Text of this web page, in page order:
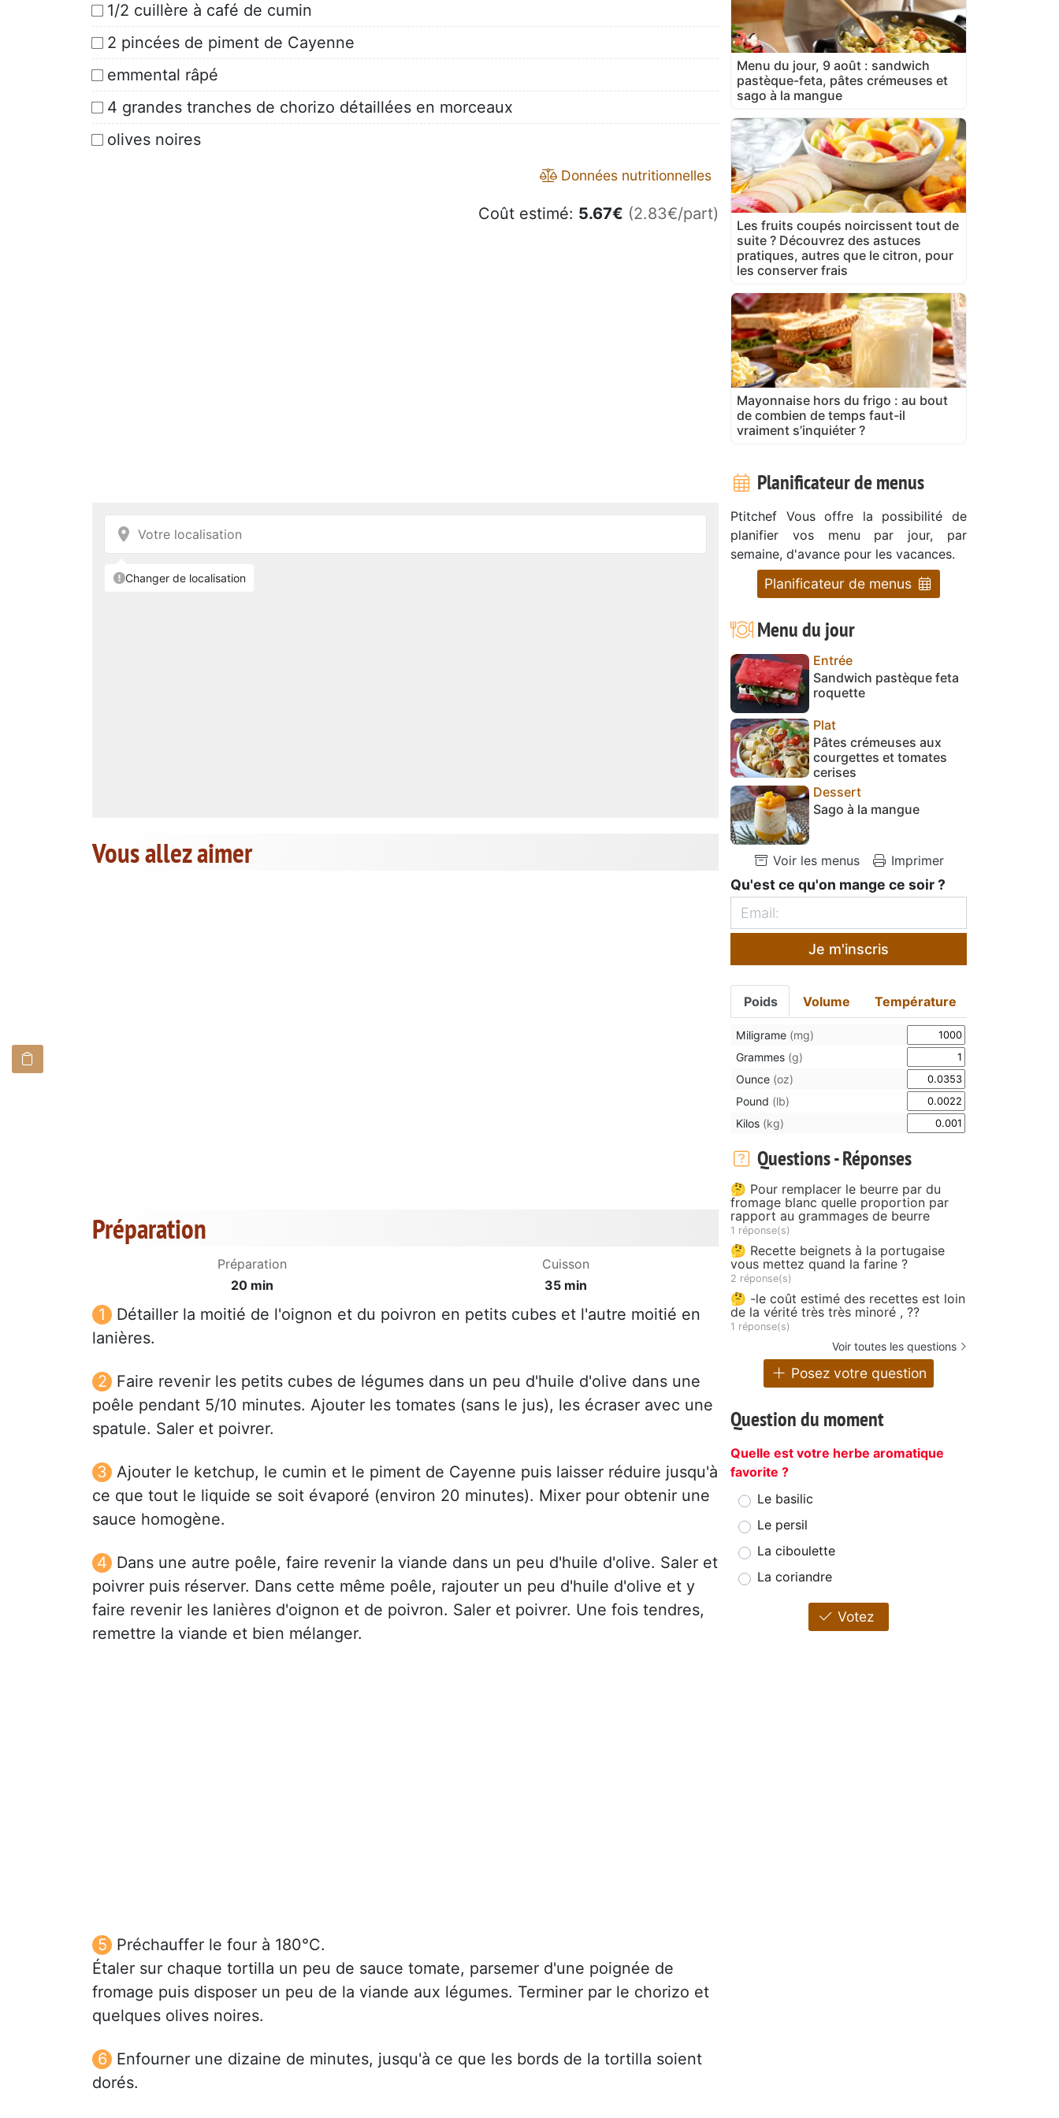
1/2 cuillère à café de cumin
2 pincées de piment de Cayenne
emmental râpé
4 grandes tranches de chorizo détaillées en morceaux
olives noires
Données nutritionnelles
Coût estimé: 5.67€ (2.83€/part)
Vous allez aimer
Préparation
Préparation
20 min
Cuisson
35 min
Détailler la moitié de l'oignon et du poivron en petits cubes et l'autre moitié en
lanières.
Faire revenir les petits cubes de légumes dans un peu d'huile d'olive dans une
poêle pendant 5/10 minutes. Ajouter les tomates (sans le jus), les écraser avec une
spatule. Saler et poivrer.
Ajouter le ketchup, le cumin et le piment de Cayenne puis laisser réduire jusqu'à
ce que tout le liquide se soit évaporé (environ 20 minutes). Mixer pour obtenir une
sauce homogène.
Dans une autre poêle, faire revenir la viande dans un peu d'huile d'olive. Saler et
poivrer puis réserver. Dans cette même poêle, rajouter un peu d'huile d'olive et y
faire revenir les lanières d'oignon et de poivron. Saler et poivrer. Une fois tendres,
remettre la viande et bien mélanger.
Préchauffer le four à 180°C.
Étaler sur chaque tortilla un peu de sauce tomate, parsemer d'une poignée de
fromage puis disposer un peu de la viande aux légumes. Terminer par le chorizo et
quelques olives noires.
Enfourner une dizaine de minutes, jusqu'à ce que les bords de la tortilla soient
dorés.
Menu du jour, 9 août : sandwich
pastèque-feta, pâtes crémeuses et
sago à la mangue
Les fruits coupés noircissent tout de
suite ? Découvrez des astuces
pratiques, autres que le citron, pour
les conserver frais
Mayonnaise hors du frigo : au bout
de combien de temps faut-il
vraiment s’inquiéter ?
Planificateur de menus
Ptitchef Vous offre la possibilité de
planifier vos menu par jour, par
semaine, d'avance pour les vacances.
Planificateur de menus
Menu du jour
Entrée
Sandwich pastèque feta
roquette
Plat
Pâtes crémeuses aux
courgettes et tomates
cerises
Dessert
Sago à la mangue
Voir les menus Imprimer
Qu'est ce qu'on mange ce soir ?
Je m'inscris
Poids Volume Température
Miligrame (mg)
Grammes (g)
Ounce (oz)
Pound (lb)
Kilos (kg)
Questions - Réponses
🤔 Pour remplacer le beurre par du
fromage blanc quelle proportion par
rapport au grammages de beurre
1 réponse(s)
🤔 Recette beignets à la portugaise
vous mettez quand la farine ?
2 réponse(s)
🤔 -le coût estimé des recettes est loin
de la vérité très très minoré , ??
1 réponse(s)
Voir toutes les questions
Posez votre question
Question du moment
Quelle est votre herbe aromatique
favorite ?
Le basilic
Le persil
La ciboulette
La coriandre
Votez